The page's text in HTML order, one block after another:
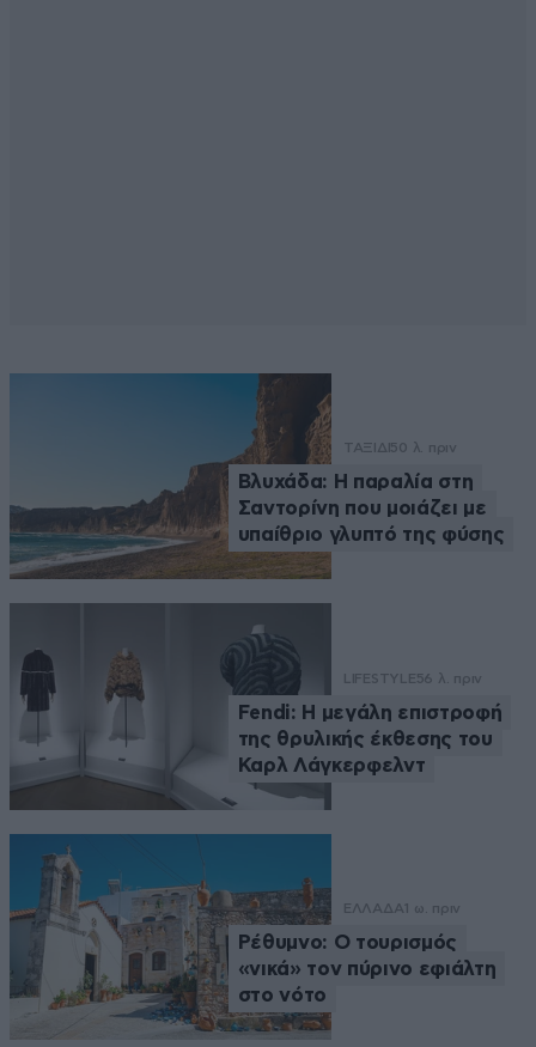
ΤΑΞΙΔΙ50 λ. πριν
Βλυχάδα: Η παραλία στη
Σαντορίνη που μοιάζει με
υπαίθριο γλυπτό της φύσης
LIFESTYLE56 λ. πριν
Fendi: Η μεγάλη επιστροφή
της θρυλικής έκθεσης του
Καρλ Λάγκερφελντ
ΕΛΛΑΔΑ 1 ω. πριν
Ρέθυμνο: Ο τουρισμός
«νικά» τον πύρινο εφιάλτη
στο νότο